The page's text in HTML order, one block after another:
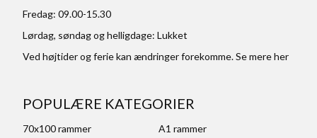
Fredag: 09.00-15.30
Lørdag, søndag og helligdage: Lukket
Ved højtider og ferie kan ændringer forekomme. Se mereher
POPULÆRE KATEGORIER
70x100 rammer
A1 rammer